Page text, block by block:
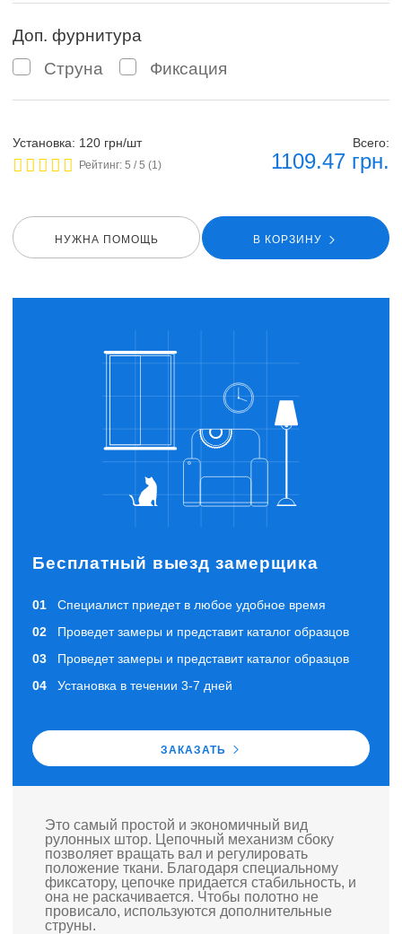
Это самый простой и экономичный вид
рулонных штор. Цепочный механизм сбоку
позволяет вращать вал и регулировать
положение ткани. Благодаря специальному
фиксатору, цепочке придается стабильность, и
она не раскачивается. Чтобы полотно не
провисало, используются дополнительные
струны.
Доп. фурнитура
Струна
Фиксация
Установка: 120 грн/шт
Рейтинг:5 / 5 (1)
Всего:
1109.47грн.
НУЖНА ПОМОЩЬ В КОРЗИНУ
Бесплатный выезд замерщика
Специалист приедет в любое удобное время
Проведет замеры и представит каталог образцов
Проведет замеры и представит каталог образцов
Установка в течении 3-7 дней
ЗАКАЗАТЬ